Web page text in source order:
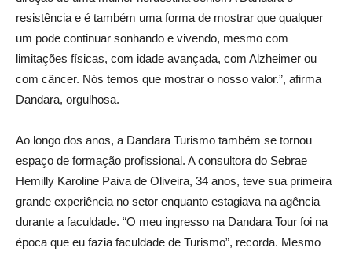
resistência e é também uma forma de mostrar que qualquer
um pode continuar sonhando e vivendo, mesmo com
limitações físicas, com idade avançada, com Alzheimer ou
com câncer. Nós temos que mostrar o nosso valor.”, afirma
Dandara, orgulhosa.
Ao longo dos anos, a Dandara Turismo também se tornou
espaço de formação profissional. A consultora do Sebrae
Hemilly Karoline Paiva de Oliveira, 34 anos, teve sua primeira
grande experiência no setor enquanto estagiava na agência
durante a faculdade. “O meu ingresso na Dandara Tour foi na
época que eu fazia faculdade de Turismo”, recorda. Mesmo